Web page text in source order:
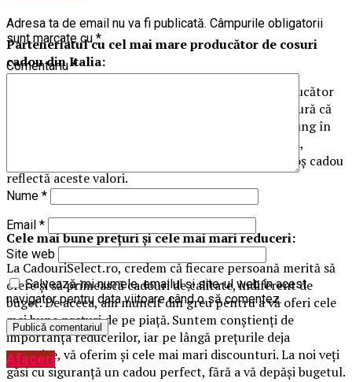
Parteneriatul cu cel mai mare producător de cosuri
cadou din Italia:
Suntem mândri să colaborăm cu cel mai mare producător
de cosuri cadou din Italia. Acest parteneriat ne asigură că
produsele noastre sunt selectate cu atenție și că ajung în
mâinile tale într-o stare perfectă. Apreciem tradiția,
calitatea și autenticitatea italienească, iar fiecare coș cadou
reflectă aceste valori.
Cele mai bune prețuri și cele mai mari reduceri:
La CadouriSelect.ro, credem că fiecare persoană merită să
ofere și să primească cadouri de calitate, indiferent de
buget. De aceea, am muncit din greu pentru a vă oferi cele
mai bune prețuri de pe piață. Suntem conștienți de
importanța reducerilor, iar pe lângă prețurile deja
atractive, vă oferim și cele mai mari discounturi. La noi veți
găsi cu siguranță un cadou perfect, fără a vă depăși bugetul.
Adresa ta de email nu va fi publicată. Câmpurile obligatorii
sunt marcate cu *
Comentariu*
Nume *
Email *
Site web
Salvează-mi numele, emailul și site-ul web în acest
navigator pentru data viitoare când o să comentez.
Afaceri